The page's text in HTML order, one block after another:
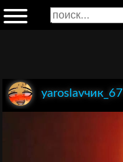
yaroslavчик_67